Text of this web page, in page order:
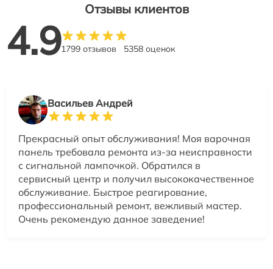
Отзывы клиентов
4.91799 отзывов 5358 оценок
Васильев Андрей
Прекрасный опыт обслуживания! Моя варочная
панель требовала ремонта из-за неисправности
с сигнальной лампочкой. Обратился в
сервисный центр и получил высококачественное
обслуживание. Быстрое реагирование,
профессиональный ремонт, вежливый мастер.
Очень рекомендую данное заведение!